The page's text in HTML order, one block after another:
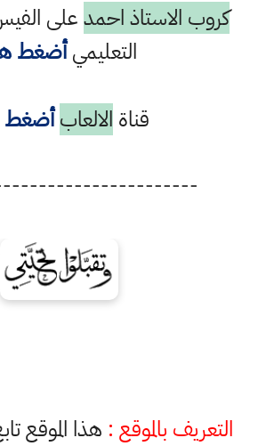
كروب الاستاذ احمدعلى
التعليميأضغط
قناة الالعاب أضغط
التعريف بالموقع : هذا الموقع